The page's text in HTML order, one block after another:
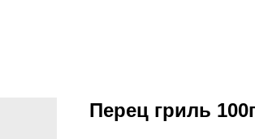
Перец гриль